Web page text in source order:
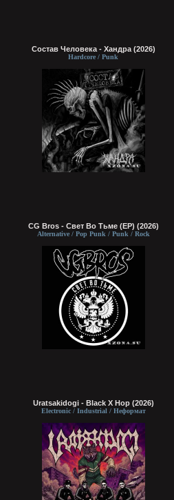
Состав Человека - Хандра (2026)
Hardcore / Punk
CG Bros - Свет Во Тьме (EP) (2026)
Alternative / Pop Punk / Punk / Rock
Uratsakidogi - Black X Hop (2026)
Electronic / Industrial / Неформат